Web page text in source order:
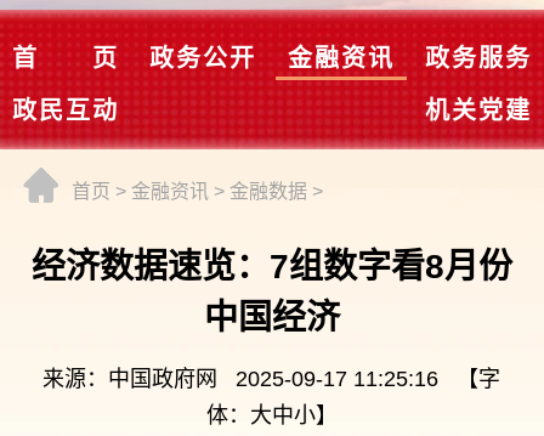
首 页 政务公开 金融资讯
政务服务
政民互动
机关党建
首页 > 金融资讯 > 金融数据>
经济数据速览：7组数字看8月份
中国经济
来源：中国政府网 2025-09-17 11:25:16 【字
体： 大中小】